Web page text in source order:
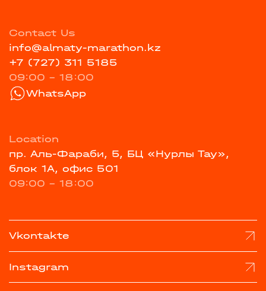
Contact Us
info@almaty-marathon.kz
+7 (727) 311 5185
09:00 - 18:00
WhatsApp
Location
пр. Аль-Фараби, 5, БЦ «Нурлы Тау»,
блок 1А, офис 501
09:00 - 18:00
Vkontakte
Instagram